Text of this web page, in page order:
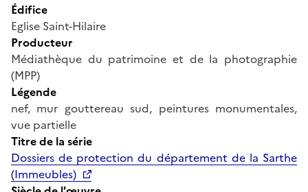
Édifice
Eglise Saint-Hilaire
Producteur
Médiathèque du patrimoine et de la photographie
(MPP)
Légende
nef, mur gouttereau sud, peintures monumentales,
vue partielle
Titre de la série
Dossiers de protection du département de la Sarthe
(Immeubles)